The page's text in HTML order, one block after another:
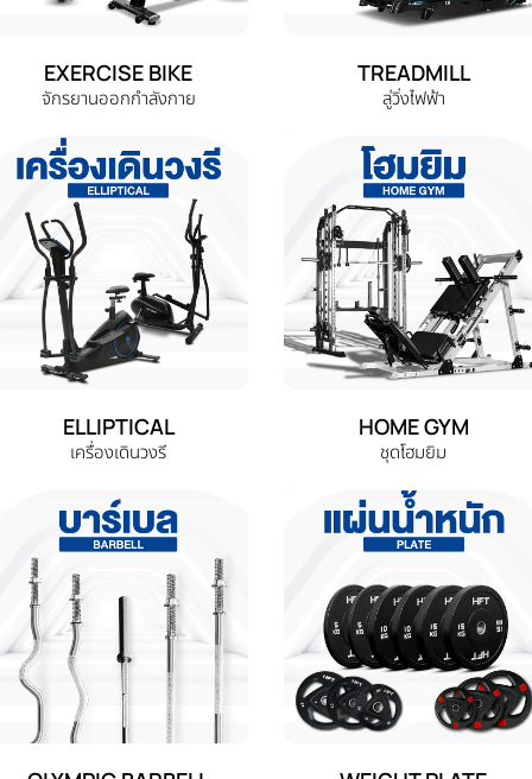
EXERCISE BIKE
จักรยานออกกำลังกาย
TREADMILL
ลู่วิ่งไฟฟ้า
ELLIPTICAL
เครื่องเดินวงรี
HOME GYM
ชุดโฮมยิม